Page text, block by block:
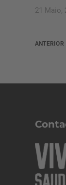
21 Maio,
P
a
ã
o
d
ANTERIOR